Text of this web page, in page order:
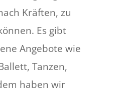
Kräften, zu
Es gibt
Angebote wie
Tanzen,
haben wir